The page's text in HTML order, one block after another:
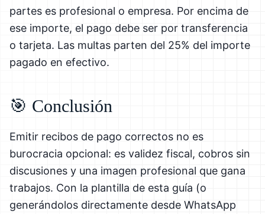
partes es profesional o empresa. Por encima de
ese importe, el pago debe ser por transferencia
o tarjeta. Las multas parten del 25% del importe
pagado en efectivo.
🎯 Conclusión
Emitir recibos de pago correctos no es
burocracia opcional: es validez fiscal, cobros sin
discusiones y una imagen profesional que gana
trabajos. Con la plantilla de esta guía (o
generándolos directamente desde WhatsApp